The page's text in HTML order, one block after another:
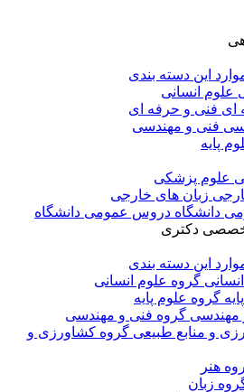
این دسته بندی
علوم انسانی
فنی و حرفه ای
فنی و مهندسی
پایه
علوم پزشکی
زبان های خارجی
دروس عمومی دانشگاه
دکتری
این دسته بندی
گروه علوم انسانی
گروه علوم پایه
گروه فنی و مهندسی
گروه کشاورزی و
هنر
زبان